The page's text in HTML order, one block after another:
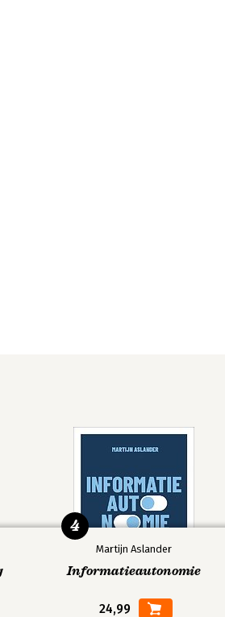
Martijn Aslander
Informatieautonomie
24,99
4